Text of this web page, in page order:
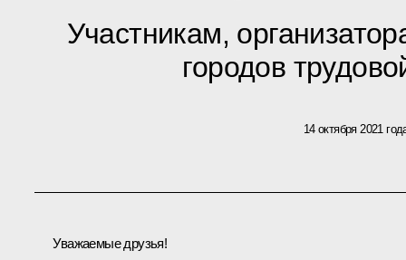
Участникам,
городов
14 октября 2021
Уважаемые друзья!